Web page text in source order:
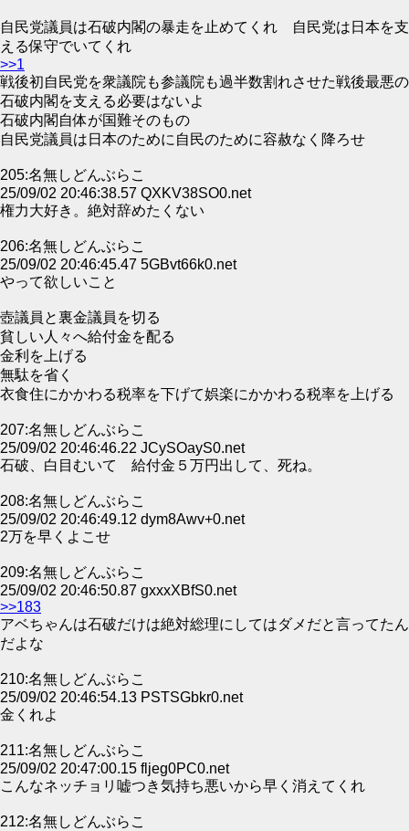
自民党議員は石破内閣の暴走を止めてくれ 自民党は日本を支
える保守でいてくれ
>>1
戦後初自民党を衆議院も参議院も過半数割れさせた戦後最悪の
石破内閣を支える必要はないよ
石破内閣自体が国難そのもの
自民党議員は日本のために自民のために容赦なく降ろせ
205:名無しどんぶらこ
25/09/02 20:46:38.57 QXKV38SO0.net
権力大好き。絶対辞めたくない
206:名無しどんぶらこ
25/09/02 20:46:45.47 5GBvt66k0.net
やって欲しいこと
壺議員と裏金議員を切る
貧しい人々へ給付金を配る
金利を上げる
無駄を省く
衣食住にかかわる税率を下げて娯楽にかかわる税率を上げる
207:名無しどんぶらこ
25/09/02 20:46:46.22 JCySOayS0.net
石破、白目むいて 給付金５万円出して、死ね。
208:名無しどんぶらこ
25/09/02 20:46:49.12 dym8Awv+0.net
2万を早くよこせ
209:名無しどんぶらこ
25/09/02 20:46:50.87 gxxxXBfS0.net
>>183
アベちゃんは石破だけは絶対総理にしてはダメだと言ってたん
だよな
210:名無しどんぶらこ
25/09/02 20:46:54.13 PSTSGbkr0.net
金くれよ
211:名無しどんぶらこ
25/09/02 20:47:00.15 fljeg0PC0.net
こんなネッチョリ嘘つき気持ち悪いから早く消えてくれ
212:名無しどんぶらこ